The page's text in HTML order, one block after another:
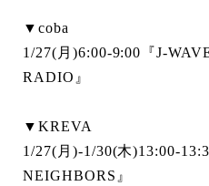
▼coba
1/27(月)6:00-9:00『J-
RADIO』
▼KREVA
1/27(月)-1/30(木)13:00-
NEIGHBORS』